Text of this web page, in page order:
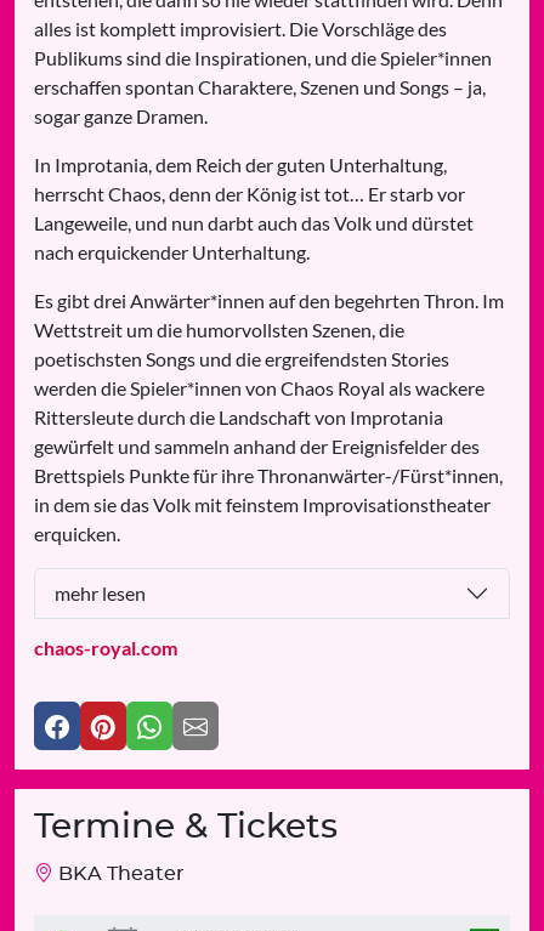
alles ist komplett improvisiert. Die Vorschläge des
Publikums sind die Inspirationen, und die Spieler*innen
erschaffen spontan Charaktere, Szenen und Songs – ja,
sogar ganze Dramen.
In Improtania, dem Reich der guten Unterhaltung,
herrscht Chaos, denn der König ist tot… Er starb vor
Langeweile, und nun darbt auch das Volk und dürstet
nach erquickender Unterhaltung.
Es gibt drei Anwärter*innen auf den begehrten Thron. Im
Wettstreit um die humorvollsten Szenen, die
poetischsten Songs und die ergreifendsten Stories
werden die Spieler*innen von Chaos Royal als wackere
Rittersleute durch die Landschaft von Improtania
gewürfelt und sammeln anhand der Ereignisfelder des
Brettspiels Punkte für ihre Thronanwärter-/Fürst*innen,
in dem sie das Volk mit feinstem Improvisationstheater
erquicken.
mehr lesen
chaos-royal.com
Termine & Tickets
BKA Theater